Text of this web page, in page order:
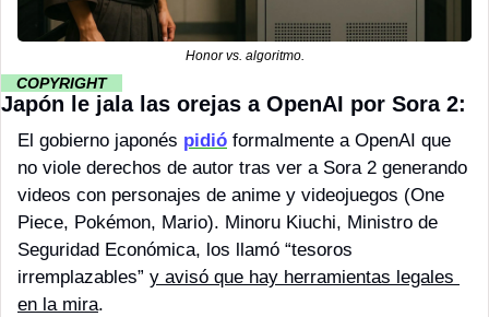
Honor vs. algoritmo.
COPYRIGHT
Japón le jala las orejas a OpenAI por Sora 2:
El gobierno japonés pidió formalmente a OpenAI que
no viole derechos de autor tras ver a Sora 2 generando
videos con personajes de anime y videojuegos (One
Piece, Pokémon, Mario). Minoru Kiuchi, Ministro de
Seguridad Económica, los llamó “tesoros
irremplazables” y avisó que hay herramientas legales
en la mira.